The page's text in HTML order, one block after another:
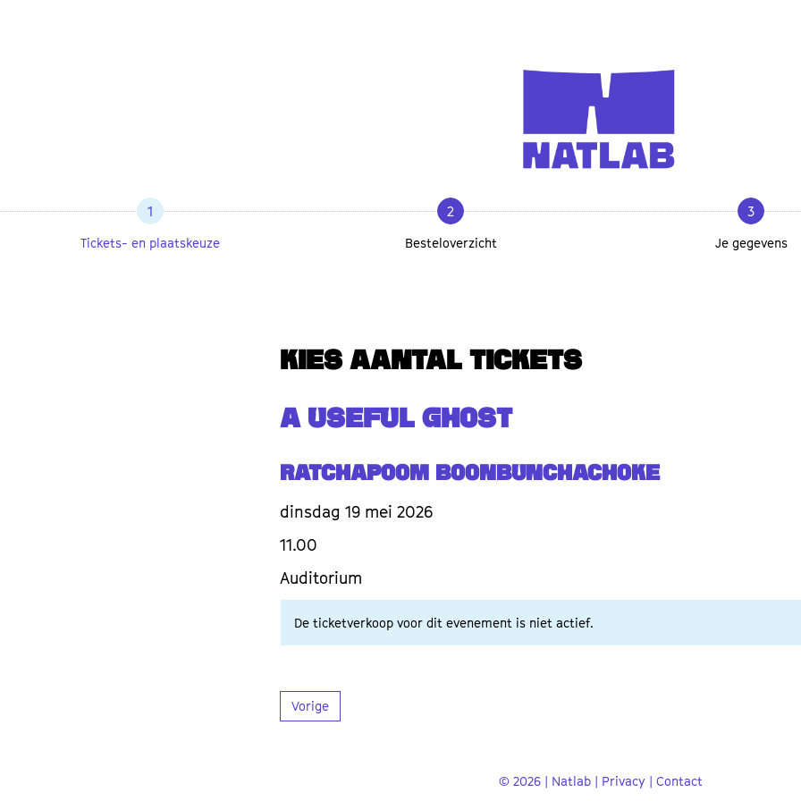
1
Tickets- en plaatskeuze
2
Besteloverzicht
3
Je gegevens
KIES AANTAL TICKETS
A USEFUL GHOST
Ratchapoom Boonbunchachoke
dinsdag 19 mei 2026
11.00
Auditorium
De ticketverkoop voor dit evenement is niet actief.
Vorige
© 2026 | Natlab | Privacy | Contact